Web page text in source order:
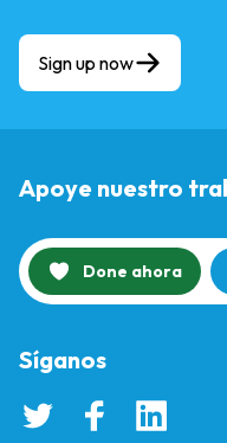
Sign up now
Apoye nuestro
Done ahora
Síganos